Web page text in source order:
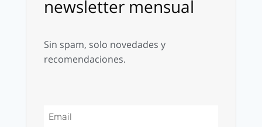
newsletter mensual
Sin spam, solo novedades y
recomendaciones.